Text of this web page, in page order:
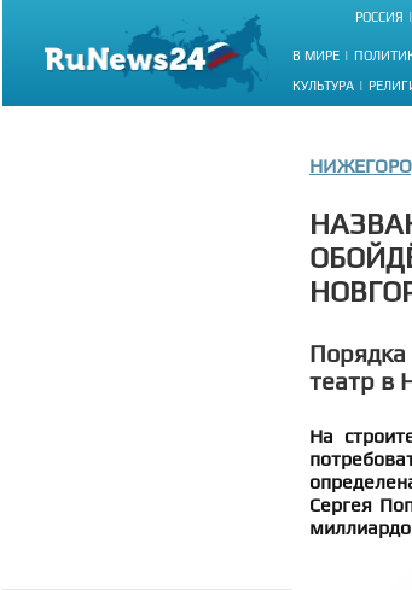
РОССИЯ
В МИРЕ
КУЛЬТУРА
театр в
На
Сергея